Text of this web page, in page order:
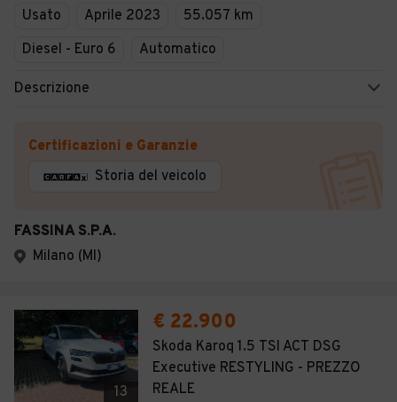
Usato Aprile 2023
55.057 km
Diesel - Euro 6
Automatico
Descrizione
Certificazioni e Garanzie
Storia del veicolo
FASSINA S.P.A.
Milano (MI)
13
€ 22.900
Skoda Karoq 1.5 TSI ACT DSG
Executive RESTYLING - PREZZO
REALE